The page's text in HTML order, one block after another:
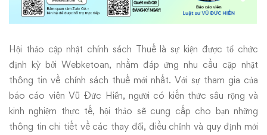
Hội thảo cập nhật chính sách Thuế là sự kiện được tổ chức
định kỳ bởi Webketoan, nhằm đáp ứng nhu cầu cập nhật
thông tin về chính sách thuế mới nhất. Với sự tham gia của
báo cáo viên Vũ Đức Hiển, người có kiến thức sâu rộng và
kinh nghiệm thực tế, hội thảo sẽ cung cấp cho bạn những
thông tin chi tiết về các thay đổi, điều chỉnh và quy định mới